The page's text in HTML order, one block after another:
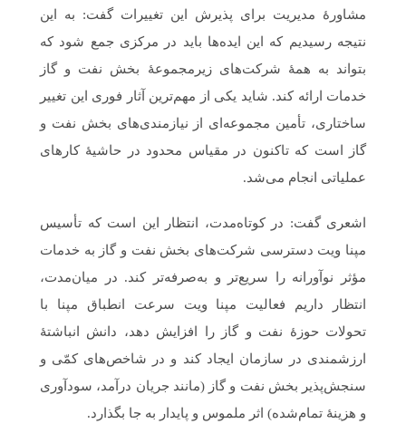
مشاورۀ مدیریت برای پذیرش این تغییرات گفت: به این
نتیجه رسیدیم که این ایده‌ها باید در مرکزی جمع شود که
بتواند به همۀ شرکت‌های زیرمجموعۀ بخش نفت و گاز
خدمات ارائه کند. شاید یکی از مهم‌ترین آثار فوری این تغییر
ساختاری، تأمین مجموعه‌ای از نیازمندی‌های بخش نفت و
گاز است که تاکنون در مقیاس محدود در حاشیۀ کارهای
عملیاتی انجام می‌شد.
اشعری گفت: در کوتاه‌مدت، انتظار این است که تأسیس
مپنا ویت دسترسی شرکت‌های بخش نفت و گاز به خدمات
مؤثر نوآورانه را سریع‌تر و به‌صرفه‌تر کند. در میان‌مدت،
انتظار داریم فعالیت مپنا ویت سرعت انطباق مپنا با
تحولات حوزۀ نفت و گاز را افزایش دهد، دانش انباشتۀ
ارزشمندی در سازمان ایجاد کند و در شاخص‌های کمّی و
سنجش‌پذیر بخش نفت و گاز (مانند جریان درآمد، سودآوری
و هزینۀ تمام‌شده) اثر ملموس و پایدار به جا بگذارد.